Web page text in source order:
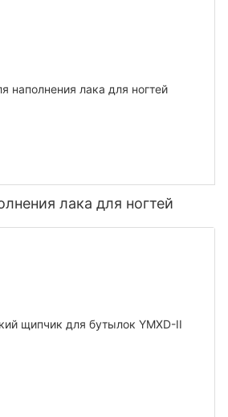
лака для ногтей